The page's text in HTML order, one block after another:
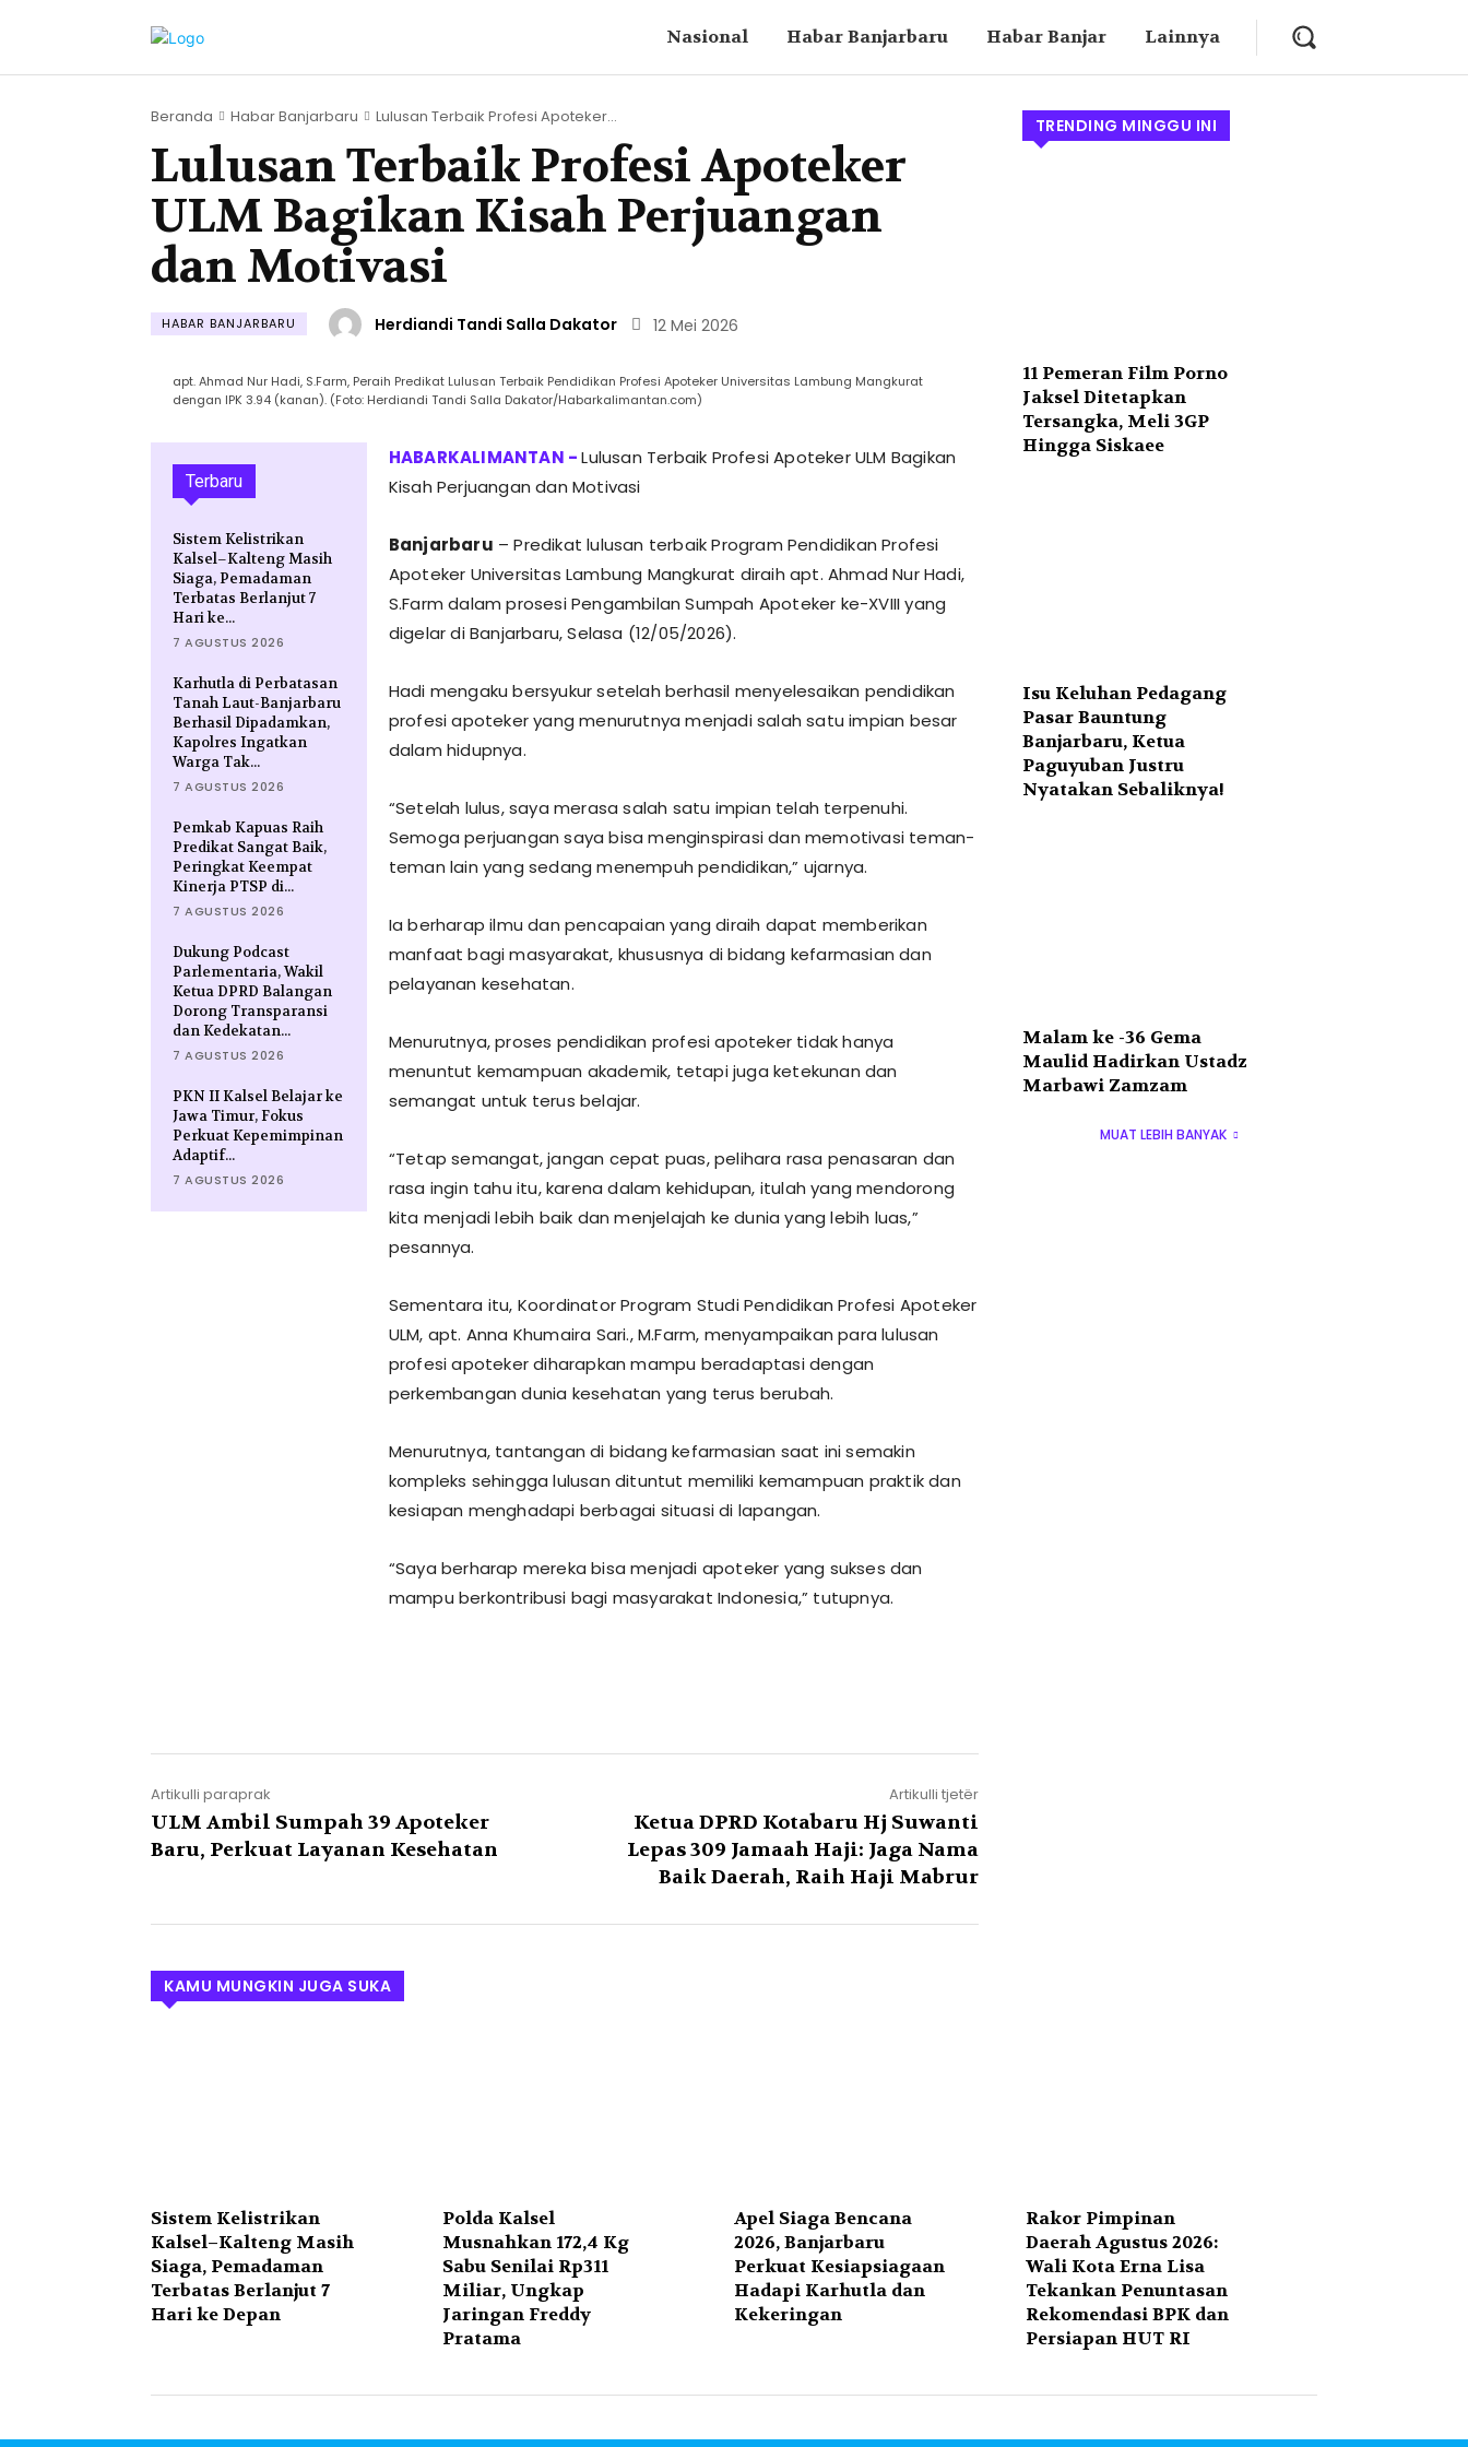
Nasional Habar Banjarbaru Habar Banjar Lainnya
Beranda Habar Banjarbaru Lulusan Terbaik Profesi Apoteker...
Lulusan Terbaik Profesi Apoteker
ULM Bagikan Kisah Perjuangan
dan Motivasi
HABAR BANJARBARU Herdiandi Tandi Salla Dakator 12 Mei 2026
apt. Ahmad Nur Hadi, S.Farm, Peraih Predikat Lulusan Terbaik Pendidikan Profesi Apoteker Universitas Lambung Mangkurat
dengan IPK 3.94 (kanan). (Foto: Herdiandi Tandi Salla Dakator/Habarkalimantan.com)
Terbaru
Sistem Kelistrikan
Kalsel–Kalteng Masih
Siaga, Pemadaman
Terbatas Berlanjut 7
Hari ke...
7 AGUSTUS 2026
Karhutla di Perbatasan
Tanah Laut-Banjarbaru
Berhasil Dipadamkan,
Kapolres Ingatkan
Warga Tak...
7 AGUSTUS 2026
Pemkab Kapuas Raih
Predikat Sangat Baik,
Peringkat Keempat
Kinerja PTSP di...
7 AGUSTUS 2026
Dukung Podcast
Parlementaria, Wakil
Ketua DPRD Balangan
Dorong Transparansi
dan Kedekatan...
7 AGUSTUS 2026
PKN II Kalsel Belajar ke
Jawa Timur, Fokus
Perkuat Kepemimpinan
Adaptif...
7 AGUSTUS 2026
Lulusan Terbaik Profesi Apoteker ULM Bagikan
Kisah Perjuangan dan Motivasi
Banjarbaru – Predikat lulusan terbaik Program Pendidikan Profesi
Apoteker Universitas Lambung Mangkurat diraih apt. Ahmad Nur Hadi,
S.Farm dalam prosesi Pengambilan Sumpah Apoteker ke-XVIII yang
digelar di Banjarbaru, Selasa (12/05/2026).
Hadi mengaku bersyukur setelah berhasil menyelesaikan pendidikan
profesi apoteker yang menurutnya menjadi salah satu impian besar
dalam hidupnya.
“Setelah lulus, saya merasa salah satu impian telah terpenuhi.
Semoga perjuangan saya bisa menginspirasi dan memotivasi teman-
teman lain yang sedang menempuh pendidikan,” ujarnya.
Ia berharap ilmu dan pencapaian yang diraih dapat memberikan
manfaat bagi masyarakat, khususnya di bidang kefarmasian dan
pelayanan kesehatan.
Menurutnya, proses pendidikan profesi apoteker tidak hanya
menuntut kemampuan akademik, tetapi juga ketekunan dan
semangat untuk terus belajar.
“Tetap semangat, jangan cepat puas, pelihara rasa penasaran dan
rasa ingin tahu itu, karena dalam kehidupan, itulah yang mendorong
kita menjadi lebih baik dan menjelajah ke dunia yang lebih luas,”
pesannya.
Sementara itu, Koordinator Program Studi Pendidikan Profesi Apoteker
ULM, apt. Anna Khumaira Sari., M.Farm, menyampaikan para lulusan
profesi apoteker diharapkan mampu beradaptasi dengan
perkembangan dunia kesehatan yang terus berubah.
Menurutnya, tantangan di bidang kefarmasian saat ini semakin
kompleks sehingga lulusan dituntut memiliki kemampuan praktik dan
kesiapan menghadapi berbagai situasi di lapangan.
“Saya berharap mereka bisa menjadi apoteker yang sukses dan
mampu berkontribusi bagi masyarakat Indonesia,” tutupnya.
Artikulli paraprak
ULM Ambil Sumpah 39 Apoteker
Baru, Perkuat Layanan Kesehatan
Artikulli tjetër
Ketua DPRD Kotabaru Hj Suwanti
Lepas 309 Jamaah Haji: Jaga Nama
Baik Daerah, Raih Haji Mabrur
TRENDING MINGGU INI
11 Pemeran Film Porno
Jaksel Ditetapkan
Tersangka, Meli 3GP
Hingga Siskaee
Isu Keluhan Pedagang
Pasar Bauntung
Banjarbaru, Ketua
Paguyuban Justru
Nyatakan Sebaliknya!
Malam ke -36 Gema
Maulid Hadirkan Ustadz
Marbawi Zamzam
MUAT LEBIH BANYAK
KAMU MUNGKIN JUGA SUKA
Sistem Kelistrikan
Kalsel–Kalteng Masih
Siaga, Pemadaman
Terbatas Berlanjut 7
Hari ke Depan
Polda Kalsel
Musnahkan 172,4 Kg
Sabu Senilai Rp311
Miliar, Ungkap
Jaringan Freddy
Pratama
Apel Siaga Bencana
2026, Banjarbaru
Perkuat Kesiapsiagaan
Hadapi Karhutla dan
Kekeringan
Rakor Pimpinan
Daerah Agustus 2026:
Wali Kota Erna Lisa
Tekankan Penuntasan
Rekomendasi BPK dan
Persiapan HUT RI